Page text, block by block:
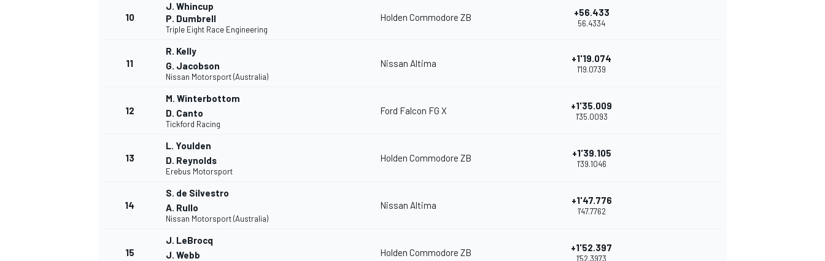
10
J. Whincup
P. Dumbrell
Triple Eight Race Engineering
Holden Commodore ZB +56.433
56.4334
11
R. Kelly
G. Jacobson
Nissan Motorsport (Australia)
Nissan Altima +1'19.074
1'19.0739
12
M. Winterbottom
D. Canto
Tickford Racing
Ford Falcon FG X +1'35.009
1'35.0093
13
L. Youlden
D. Reynolds
Erebus Motorsport
Holden Commodore ZB +1'39.105
1'39.1046
14
S. de Silvestro
A. Rullo
Nissan Motorsport (Australia)
Nissan Altima +1'47.776
1'47.7762
15
J. LeBrocq
J. Webb
Holden Commodore ZB +1'52.397
1'52.3973